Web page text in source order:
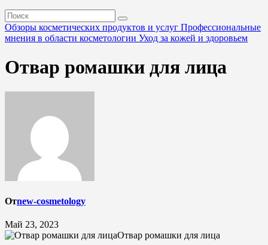
Обзоры косметических продуктов и услуг Профессиональные
мнения в области косметологии Уход за кожей и здоровьем
Отвар ромашки для лица
Отnew-cosmetology
Май 23, 2023
Отвар ромашки для лица